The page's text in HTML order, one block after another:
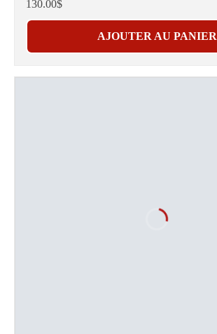
130.00$
AJOUTER AU PANIER